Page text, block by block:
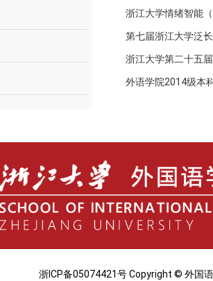
浙江大学情绪智能
第七届浙江大学泛
浙江大学第二十五
外语学院2014级本
浙ICP备05074421号 Copyright © 外国